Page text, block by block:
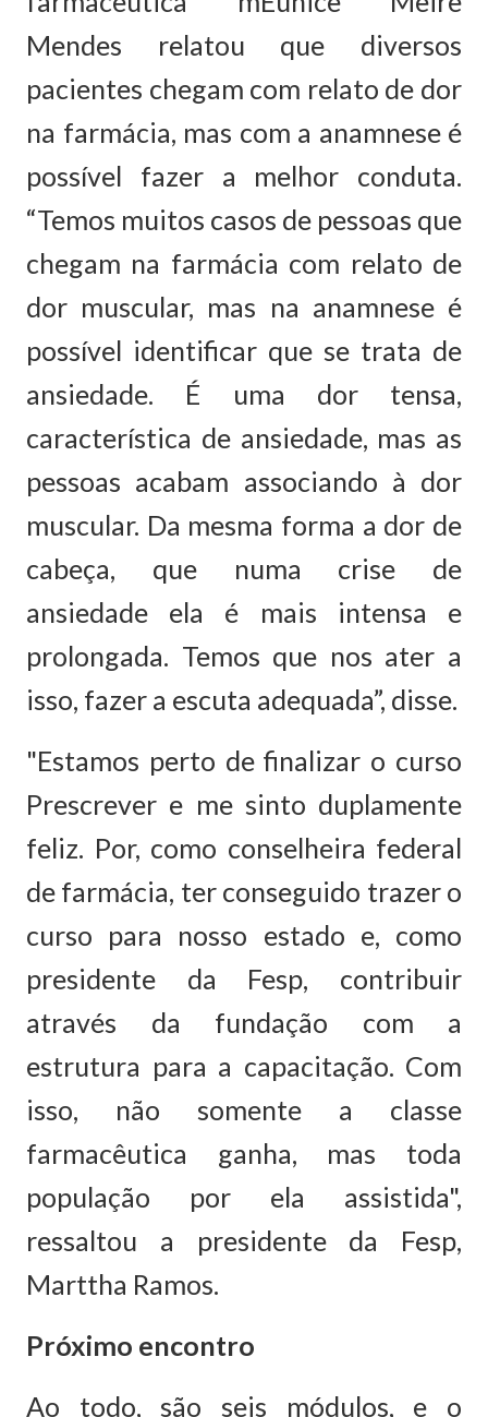
Mendes relatou que diversos
pacientes chegam com relato de dor
na farmácia, mas com a anamnese é
possível fazer a melhor conduta.
“Temos muitos casos de pessoas que
chegam na farmácia com relato de
dor muscular, mas na anamnese é
possível identificar que se trata de
ansiedade. É uma dor tensa,
característica de ansiedade, mas as
pessoas acabam associando à dor
muscular. Da mesma forma a dor de
cabeça, que numa crise de
ansiedade ela é mais intensa e
prolongada. Temos que nos ater a
isso, fazer a escuta adequada”, disse.
"Estamos perto de finalizar o curso
Prescrever e me sinto duplamente
feliz. Por, como conselheira federal
de farmácia, ter conseguido trazer o
curso para nosso estado e, como
presidente da Fesp, contribuir
através da fundação com a
estrutura para a capacitação. Com
isso, não somente a classe
farmacêutica ganha, mas toda
população por ela assistida",
ressaltou a presidente da Fesp,
Marttha Ramos.
Próximo encontro
Ao todo, são seis módulos, e o